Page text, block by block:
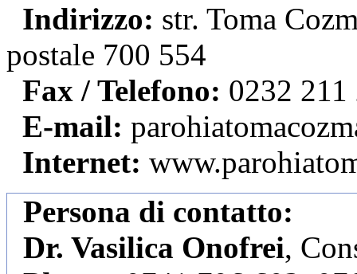
Indirizzo: str. Toma
postale 700 554
Fax / Telefono: 0232 211
E-mail:
Internet:
Persona di contatto:
Dr. Vasilica Onofrei,